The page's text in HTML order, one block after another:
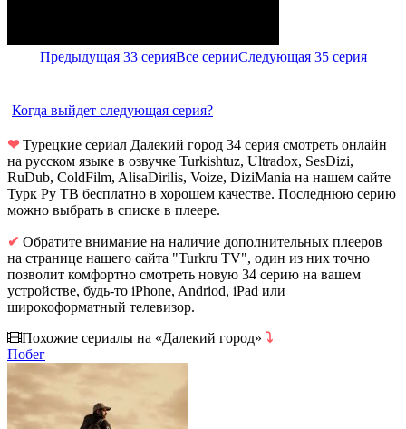
Предыдущая 33 серияВсе серииСледующая 35 серия
Когда выйдет следующая серия?
❤Турецкие сериал Далекий город 34 серия смотреть онлайн
на русском языке в озвучке Turkishtuz, Ultradox, SesDizi,
RuDub, ColdFilm, AlisaDirilis, Voize, DiziMania на нашем сайте
Турк Ру ТВ бесплатно в хорошем качестве. Последнюю серию
можно выбрать в списке в плеере.
✔ Обратите внимание на наличие дополнительных плееров
на странице нашего сайта "Turkru TV", один из них точно
позволит комфортно смотреть новую 34 серию на вашем
устройстве, будь-то iPhone, Andriod, iPad или
широкоформатный телевизор.
Похожие сериалы на «Далекий город» ⤵
Побег